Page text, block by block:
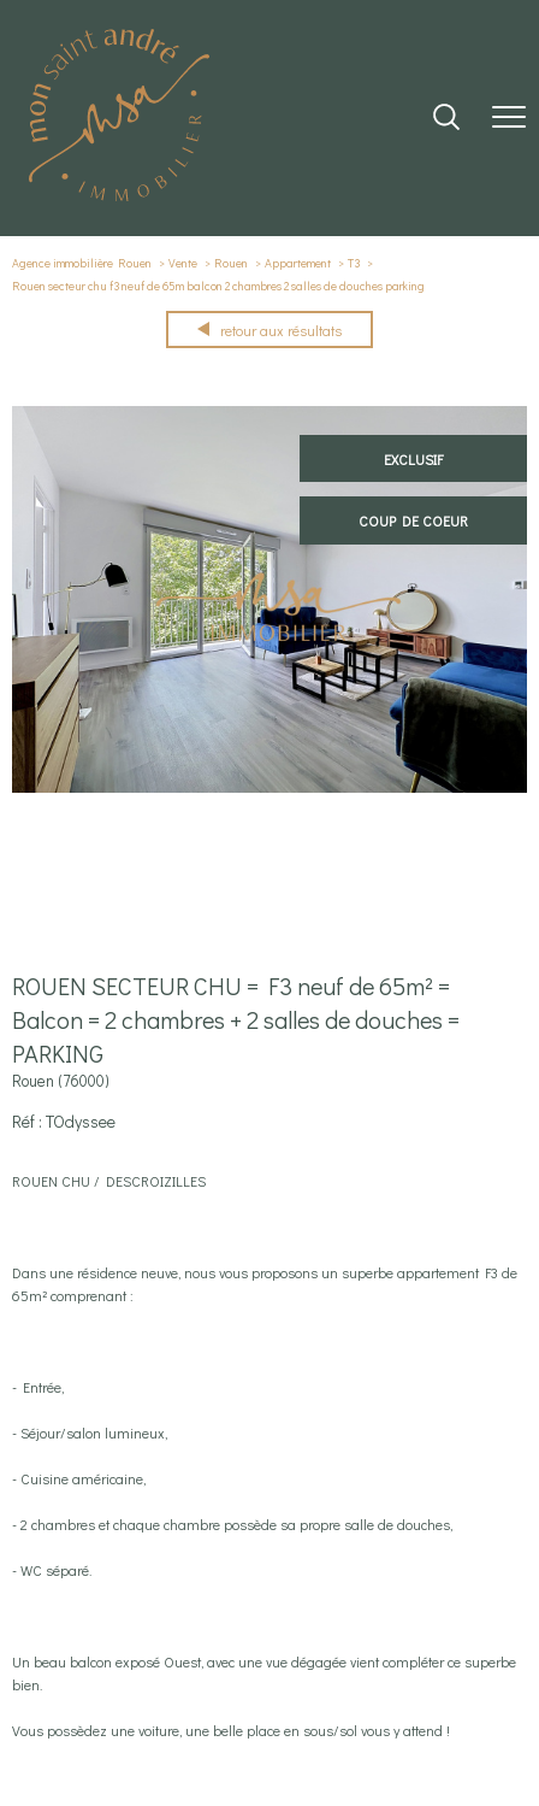
Agence immobilière Rouen Vente Rouen Appartement
T3
Rouen secteur chu f3 neuf de 65m balcon 2 chambres 2 salles de douches parking
retour aux résultats
EXCLUSIF
COUP DE COEUR
ROUEN SECTEUR CHU = F3 neuf de 65m² =
Balcon = 2 chambres + 2 salles de douches =
PARKING
Rouen (76000)
Réf : TOdyssee
ROUEN CHU / DESCROIZILLES
Dans une résidence neuve, nous vous proposons un superbe appartement F3 de
65m² comprenant :
- Entrée,
- Séjour/salon lumineux,
- Cuisine américaine,
- 2 chambres et chaque chambre possède sa propre salle de douches,
- WC séparé.
Un beau balcon exposé Ouest, avec une vue dégagée vient compléter ce superbe
bien.
Vous possèdez une voiture, une belle place en sous/sol vous y attend !